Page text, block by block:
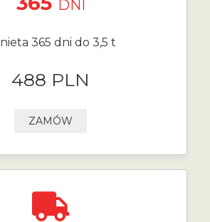
DNI
365 dni do 3,5 t
488 PLN
ZAMÓW